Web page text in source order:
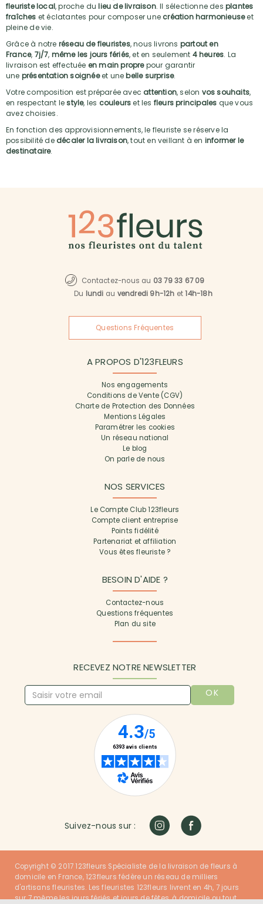
fleuriste local, proche dulieu de livraison. Il sélectionne desplantes
fraîches et éclatantes pour composer une création harmonieuseet
pleine de vie.
Grâce à notre réseau de fleuristes, nous livrons partout en
France, 7j/7, même les jours fériés, et en seulement 4 heures. La
livraison est effectuée en main proprepour garantir
une présentation soignéeet unebelle surprise.
Votre composition est préparée avec attention, selon vos souhaits,
en respectant lestyle, les couleurset les fleurs principales que vous
avez choisies.
En fonction des approvisionnements, le fleuriste se réserve la
possibilité de décaler la livraison, tout en veillant à en informer le
destinataire.
Contactez-nous au 03 79 33 67 09
Du lundi au vendredi 9h-12h et14h-18h
Questions Fréquentes
A PROPOS D'123FLEURS
Nos engagements
Conditions de Vente (CGV)
Charte de Protection des Données
Mentions Légales
Paramétrer les cookies
Un réseau national
Le blog
On parle de nous
NOS SERVICES
Le Compte Club 123fleurs
Compte client entreprise
Points fidélité
Partenariat et affiliation
Vous êtes fleuriste ?
BESOIN D'AIDE ?
Contactez-nous
Questions fréquentes
Plan du site
RECEVEZ NOTRE NEWSLETTER
OK
Suivez-nous sur :
Copyright © 2017 123fleurs Spécialiste de la livraison de fleurs à
domicile en France, 123fleurs fédère un réseau de milliers
d'artisans fleuristes. Les fleuristes 123fleurs livrent en 4h, 7 jours
sur 7 même les jours fériés et jours de fêtes, à domicile ou tout